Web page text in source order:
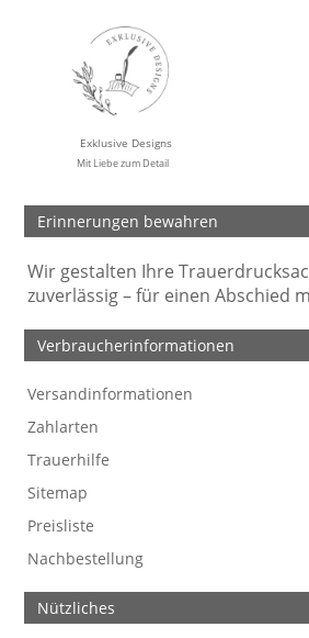
Exklusive Designs
Mit Liebe zum Detail
Erinnerungen bewahren
Wir gestalten Ihre
zuverlässig – für einen Abschied
Verbraucherinformationen
Versandinformationen
Zahlarten
Trauerhilfe
Sitemap
Preisliste
Nachbestellung
Werbefreie Trauerkarten
Tipps
So bestellen Sie
Preise und Muster
Texte für Trauerkarten
Texte für Kondolenzkarten
Nützliches